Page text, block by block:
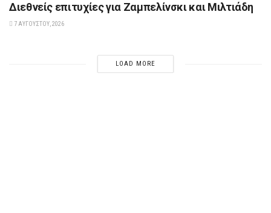
Διεθνείς επιτυχίες για Ζαμπελίνσκι και Μιλτιάδη
7 ΑΥΓΟΎΣΤΟΥ, 2026
LOAD MORE